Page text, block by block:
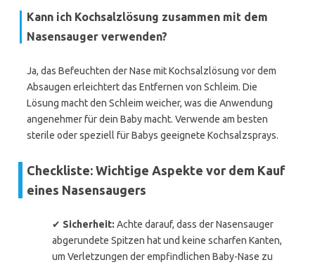
Kann ich Kochsalzlösung zusammen mit dem
Nasensauger verwenden?
Ja, das Befeuchten der Nase mit Kochsalzlösung vor dem
Absaugen erleichtert das Entfernen von Schleim. Die
Lösung macht den Schleim weicher, was die Anwendung
angenehmer für dein Baby macht. Verwende am besten
sterile oder speziell für Babys geeignete Kochsalzsprays.
Checkliste: Wichtige Aspekte vor dem Kauf
eines Nasensaugers
✔ Sicherheit: Achte darauf, dass der Nasensauger
abgerundete Spitzen hat und keine scharfen Kanten,
um Verletzungen der empfindlichen Baby-Nase zu